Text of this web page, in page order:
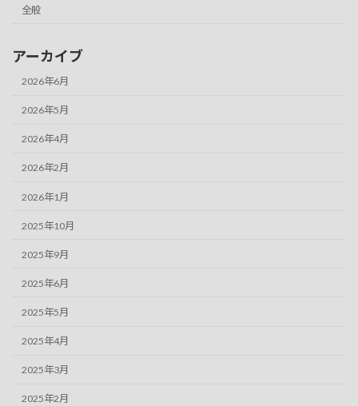
全般
アーカイブ
2026年6月
2026年5月
2026年4月
2026年2月
2026年1月
2025年10月
2025年9月
2025年6月
2025年5月
2025年4月
2025年3月
2025年2月